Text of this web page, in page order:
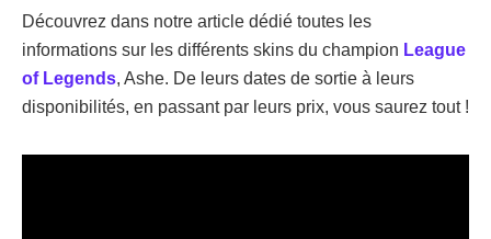
Découvrez dans notre article dédié toutes les
informations sur les différents skins du champion League
of Legends, Ashe. De leurs dates de sortie à leurs
disponibilités, en passant par leurs prix, vous saurez tout !